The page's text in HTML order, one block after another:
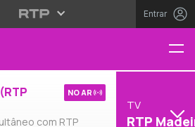
Entrar
com RTP
NO AR
TV
RTP